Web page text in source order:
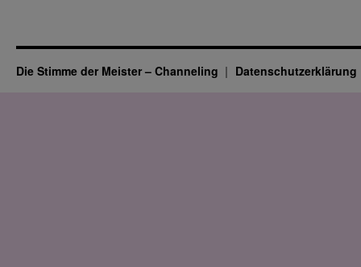
Die Stimme der Meister – Channeling Datenschutz­erklärung